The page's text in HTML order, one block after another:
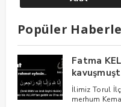
Popüler
Fatma
İlimiz Torul
merhum